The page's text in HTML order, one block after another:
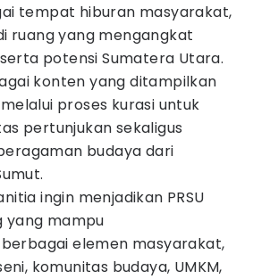
tempat hiburan masyarakat,
ruang yang mengangkat
potensi Sumatera Utara.
konten yang ditampilkan
proses kurasi untuk
pertunjukan sekaligus
budaya dari
ingin menjadikan PRSU
yang mampu
elemen masyarakat,
komunitas budaya, UMKM,